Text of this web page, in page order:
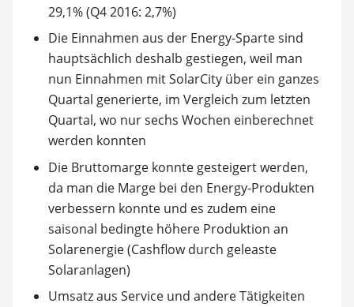
29,1% (Q4 2016: 2,7%)
Die Einnahmen aus der Energy-Sparte sind
hauptsächlich deshalb gestiegen, weil man
nun Einnahmen mit SolarCity über ein ganzes
Quartal generierte, im Vergleich zum letzten
Quartal, wo nur sechs Wochen einberechnet
werden konnten
Die Bruttomarge konnte gesteigert werden,
da man die Marge bei den Energy-Produkten
verbessern konnte und es zudem eine
saisonal bedingte höhere Produktion an
Solarenergie (Cashflow durch geleaste
Solaranlagen)
Umsatz aus Service und andere Tätigkeiten